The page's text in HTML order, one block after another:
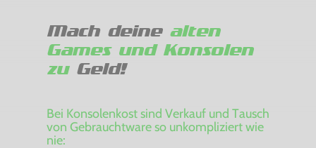
Mach deine alten
Games und Konsolen
zuGeld!
Bei Konsolenkost sind Verkauf und Tausch
von Gebrauchtware so unkompliziert wie
nie: